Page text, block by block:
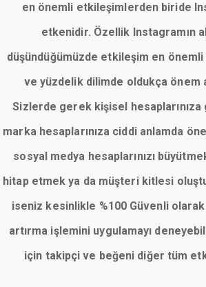
en önemli etkileşimlerden biride
etkenidir. Özellik Instagramın
düşündüğümüzde etkileşim en önemli
ve yüzdelik dilimde oldukça önem
Sizlerde gerek kişisel
marka hesaplarınıza ciddi anlamda
sosyal medya hesaplarınızı
hitap etmek ya da müşteri kitlesi
iseniz kesinlikle %100 Güvenli
artırma işlemini uygulamayı
için takipçi ve beğeni diğer tüm